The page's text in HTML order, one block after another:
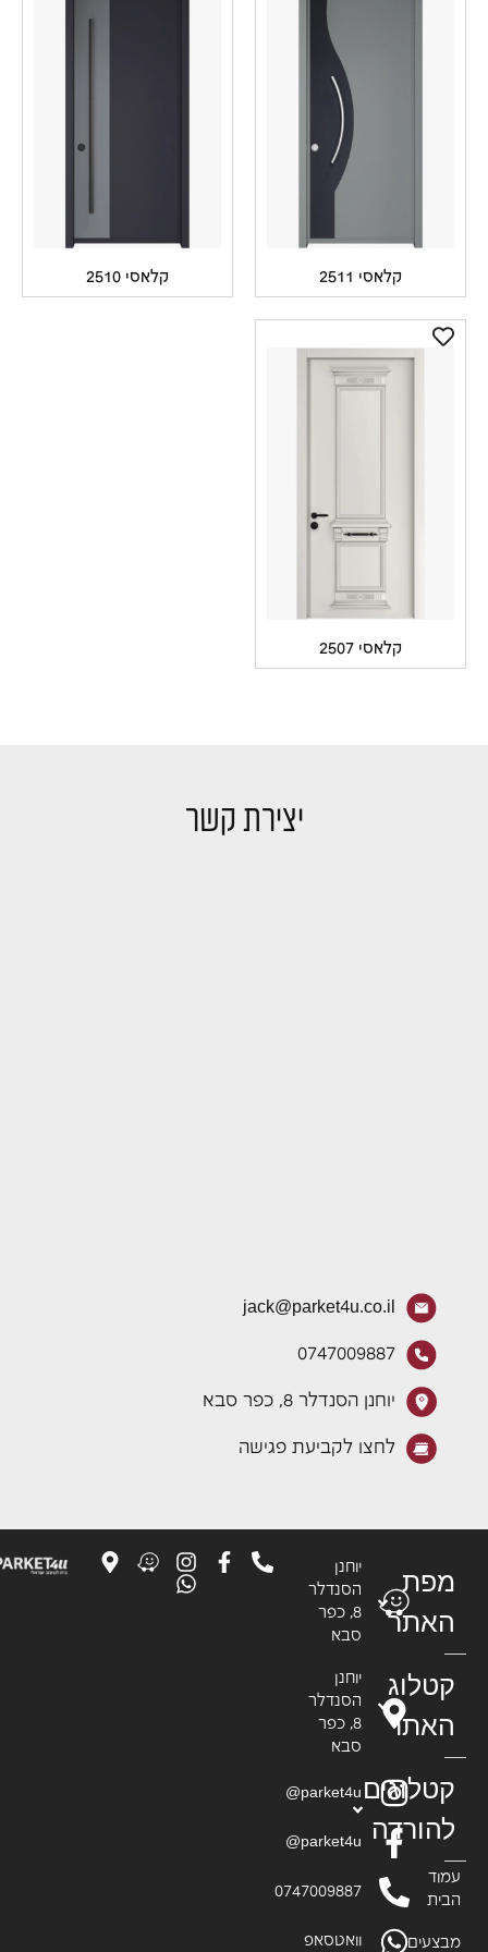
קלאסי 2511 קלאסי 2510
קלאסי 2507
יצירת קשר
jack@parket4u.co.il
0747009887
יוחנן הסנדלר 8, כפר סבא
לחצו לקביעת פגישה
הסנדלר
8, כפר
סבא
יוחנן
הסנדלר
8, כפר
parket4u@
parket4u@
0747009887
וואטסאפ